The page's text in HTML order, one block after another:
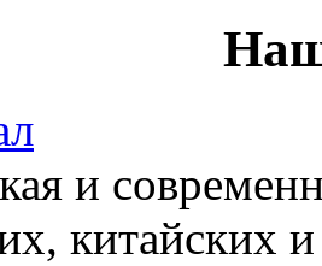
и
китайских